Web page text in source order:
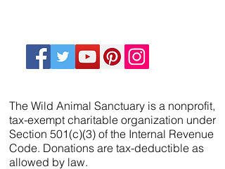
The Wild Animal Sanctuary is a nonprofit,
tax-exempt charitable organization under
Section 501(c)(3) of the Internal Revenue
Code. Donations are tax-deductible as
allowed by law.